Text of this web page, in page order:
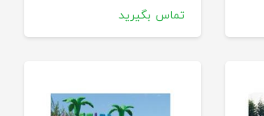
تماس بگیرید